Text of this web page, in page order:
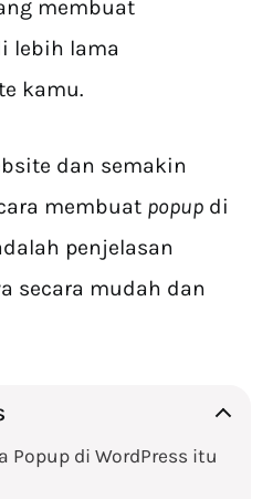
membuat
lebih lama
kamu.
dan semakin
membuat popup di
penjelasan
secara mudah dan
Popup di WordPress itu